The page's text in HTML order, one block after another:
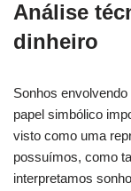
Análise
dinheiro
Sonhos
papel simbólico
visto como uma
possuímos, como
interpretamos